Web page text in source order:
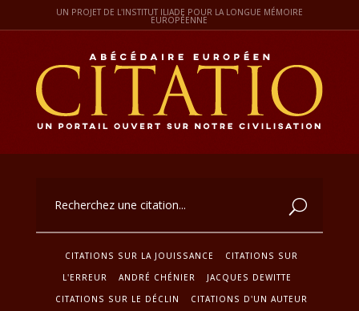
UN PROJET DE L'INSTITUT ILIADE POUR LA LONGUE MÉMOIRE
EUROPÉENNE
CITATIONS SUR LA JOUISSANCE
CITATIONS SUR
L'ERREUR
ANDRÉ CHÉNIER
JACQUES DEWITTE
CITATIONS SUR LE DÉCLIN
CITATIONS D'UN AUTEUR